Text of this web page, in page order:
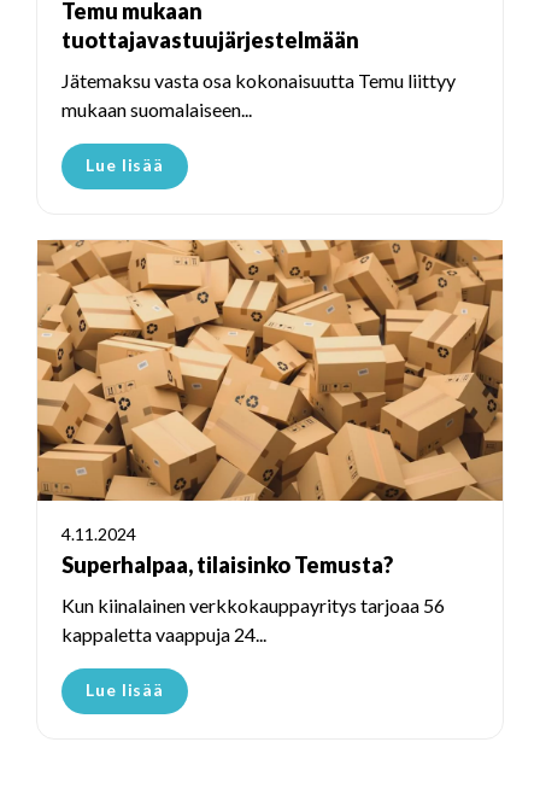
Temu mukaan
tuottajavastuujärjestelmään
Jätemaksu vasta osa kokonaisuutta Temu liittyy
mukaan suomalaiseen...
Lue lisää
4.11.2024
Superhalpaa, tilaisinko Temusta?
Kun kiinalainen verkkokauppayritys tarjoaa 56
kappaletta vaappuja 24...
Lue lisää